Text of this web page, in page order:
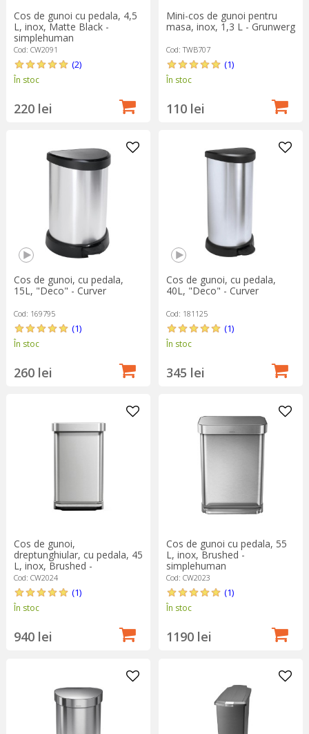
Cos de gunoi cu pedala, 4,5
L, inox, Matte Black -
simplehuman
Cod: CW2091
(2)
În stoc
220 lei
Mini-cos de gunoi pentru
masa, inox, 1,3 L - Grunwerg
Cod: TWB707
(1)
În stoc
110 lei
Cos de gunoi, cu pedala,
15L, "Deco" - Curver
Cod: 169795
(1)
În stoc
260 lei
Cos de gunoi, cu pedala,
40L, "Deco" - Curver
Cod: 181125
(1)
În stoc
345 lei
Cos de gunoi,
dreptunghiular, cu pedala, 45
L, inox, Brushed -
simplehuman
Cod: CW2024
(1)
În stoc
940 lei
Cos de gunoi cu pedala, 55
L, inox, Brushed -
simplehuman
Cod: CW2023
(1)
În stoc
1190 lei